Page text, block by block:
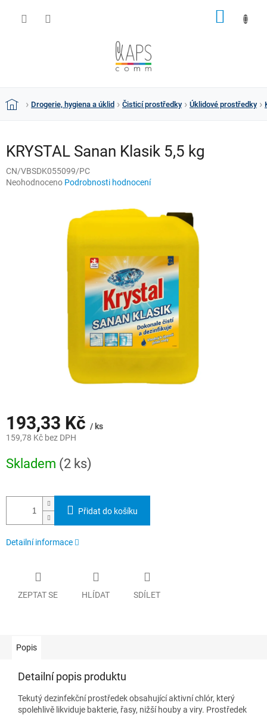
DomůDrogerie, hygiena a úklid Čisticí prostředky Úklidové prostředky
KRYSTAL Sanan Klasik 5,5 kg
CN/VBSDK055099/PC
Průměrné
Neohodnoceno Podrobnosti hodnocení
193,33 Kč / ks
159,78 Kč bez DPH
cena:
Skladem (2 ks)
Přidat do košíku
Detailní informace
ZEPTAT SE HLÍDAT SDÍLET
Popis
Detailní popis produktu
Tekutý dezinfekční prostředek obsahující aktivní chlór, který
spolehlivě likviduje bakterie, řasy, nižší houby a viry. Prostředek